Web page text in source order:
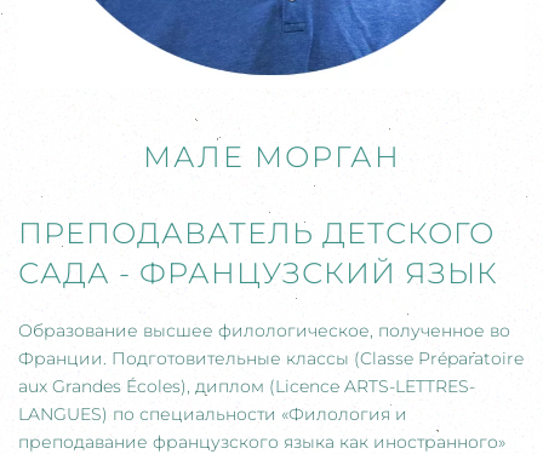
МАЛЕ МОРГАН
ПРЕПОДАВАТЕЛЬ ДЕТСКОГО
САДА - ФРАНЦУЗСКИЙ ЯЗЫК
Образование высшее филологическое, полученное во
Франции. Подготовительные классы (Classe Préparatoire
aux Grandes Écoles), диплом (Licence ARTS-LETTRES-
LANGUES) по специальности «Филология и
преподавание французского языка как иностранного»